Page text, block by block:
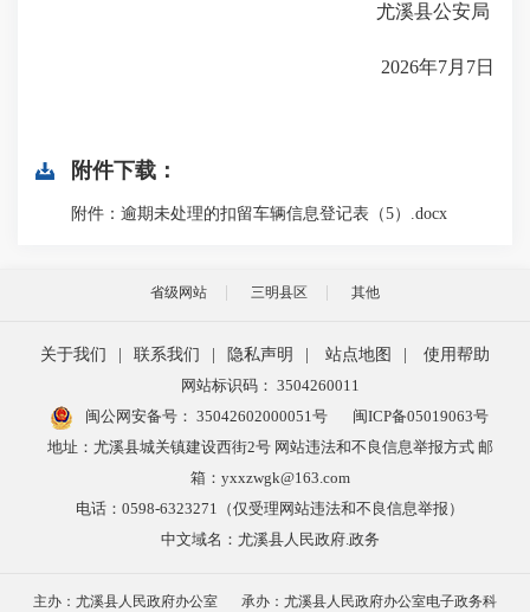
尤溪县公安局
2026年7月7日
附件下载：
附件：逾期未处理的扣留车辆信息登记表（5）.docx
省级网站 三明县区 其他
关于我们 联系我们 隐私声明 站点地图
使用帮助
网站标识码： 3504260011
闽公网安备号： 35042602000051号
闽ICP备05019063号
地址：尤溪县城关镇建设西街2号 网站违法和不良信息举报方式 邮
箱：yxxzwgk@163.com
电话：0598-6323271（仅受理网站违法和不良信息举报）
中文域名：尤溪县人民政府.政务
主办：尤溪县人民政府办公室 承办：尤溪县人民政府办公室电子政务科